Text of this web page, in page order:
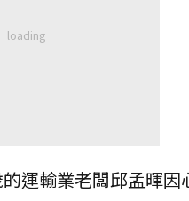
運輸業老闆邱孟暉因